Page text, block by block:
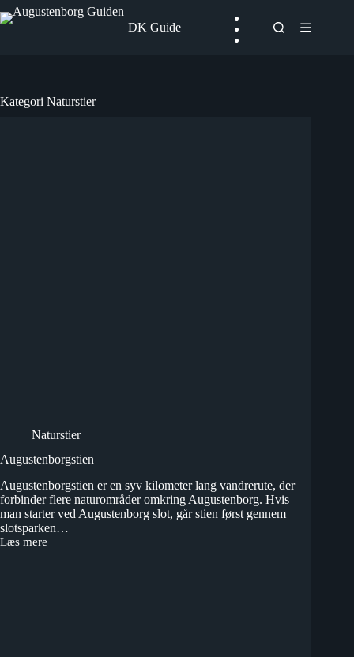
Fortsæt
til
DK Guide
Kategori Naturstier
Naturstier
Augustenborgstien
Augustenborgstien er en syv kilometer lang vandrerute, der
forbinder flere naturområder omkring Augustenborg. Hvis
man starter ved Augustenborg slot, går stien først gennem
slotsparken…
Læs mere
Augustenborgstien